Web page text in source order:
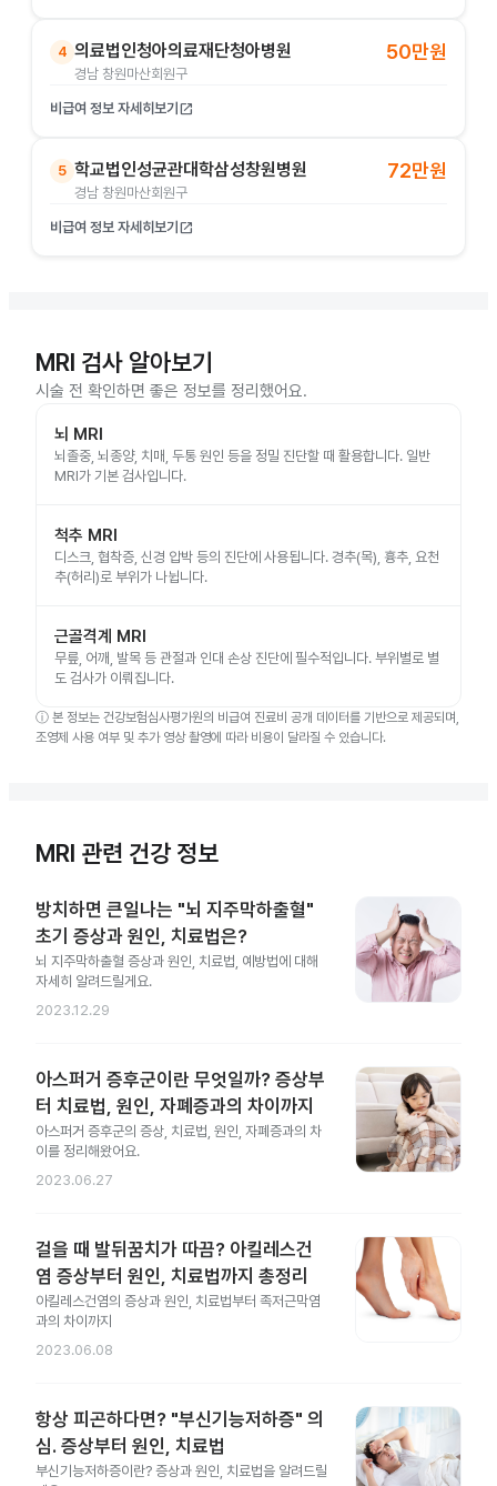
4 의료법인청아의료재단청아병원
경남 창원마산회원구
50만원
비급여 정보 자세히보기 open_in_new
5 학교법인성균관대학삼성창원병원
경남 창원마산회원구
72만원
비급여 정보 자세히보기 open_in_new
MRI 검사 알아보기
시술 전 확인하면 좋은 정보를 정리했어요.
뇌 MRI
뇌졸중, 뇌종양, 치매, 두통 원인 등을 정밀 진단할 때 활용합니다. 일반
MRI가 기본 검사입니다.
척추 MRI
디스크, 협착증, 신경 압박 등의 진단에 사용됩니다. 경추(목), 흉추, 요천
추(허리)로 부위가 나뉩니다.
근골격계 MRI
무릎, 어깨, 발목 등 관절과 인대 손상 진단에 필수적입니다. 부위별로 별
도 검사가 이뤄집니다.
ⓘ 본 정보는 건강보험심사평가원의 비급여 진료비 공개 데이터를 기반으로 제공되며,
조영제 사용 여부 및 추가 영상 촬영에 따라 비용이 달라질 수 있습니다.
MRI 관련 건강 정보
방치하면 큰일나는 "뇌 지주막하출혈"
초기 증상과 원인, 치료법은?
뇌 지주막하출혈 증상과 원인, 치료법, 예방법에 대해
자세히 알려드릴게요.
2023.12.29
아스퍼거 증후군이란 무엇일까? 증상부
터 치료법, 원인, 자폐증과의 차이까지
아스퍼거 증후군의 증상, 치료법, 원인, 자폐증과의 차
이를 정리해왔어요.
2023.06.27
걸을 때 발뒤꿈치가 따끔? 아킬레스건
염 증상부터 원인, 치료법까지 총정리
아킬레스건염의 증상과 원인, 치료법부터 족저근막염
과의 차이까지
2023.06.08
항상 피곤하다면? "부신기능저하증" 의
심. 증상부터 원인, 치료법
부신기능저하증이란? 증상과 원인, 치료법을 알려드릴